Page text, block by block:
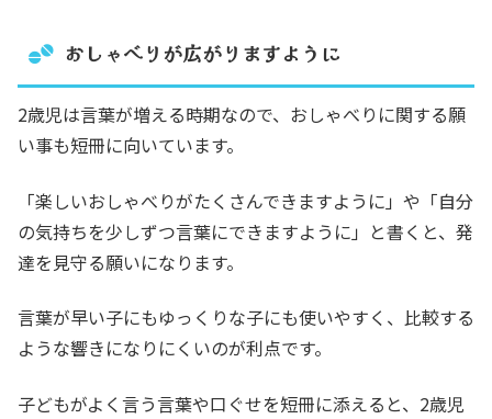
おしゃべりが広がりますように
2歳児は言葉が増える時期なので、おしゃべりに関する願
い事も短冊に向いています。
「楽しいおしゃべりがたくさんできますように」や「自分
の気持ちを少しずつ言葉にできますように」と書くと、発
達を見守る願いになります。
言葉が早い子にもゆっくりな子にも使いやすく、比較する
ような響きになりにくいのが利点です。
子どもがよく言う言葉や口ぐせを短冊に添えると、2歳児